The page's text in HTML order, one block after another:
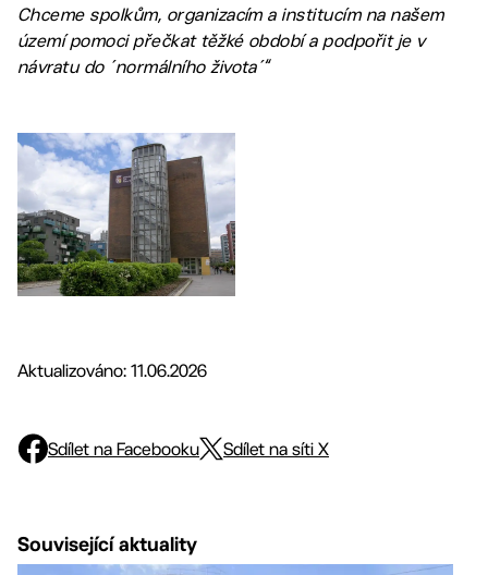
Chceme spolkům, organizacím a institucím na našem
území pomoci přečkat těžké období a podpořit je v
návratu do ´normálního života´“
Aktualizováno: 11.06.2026
Sdílet na Facebooku Sdílet na síti X
Související aktuality